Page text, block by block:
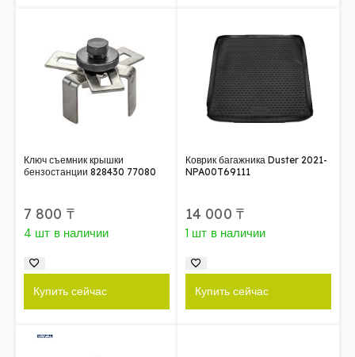
Ключ съемник крышки
бензостанции 828430 77080
7 800 ₸
4 шт в наличии
Купить сейчас
Коврик багажника Duster 2021-
NPA00T69111
14 000 ₸
1 шт в наличии
Купить сейчас